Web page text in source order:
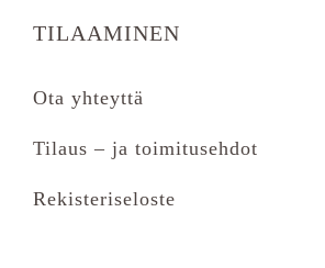
TILAAMINEN
Ota yhteyttä
Tilaus – ja toimitusehdot
Rekisteriseloste